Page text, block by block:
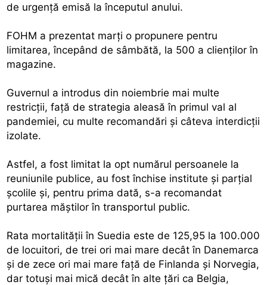
de urgenţă emisă la începutul anului.
FOHM a prezentat marţi o propunere pentru
limitarea, începând de sâmbătă, la 500 a clienţilor în
magazine.
Guvernul a introdus din noiembrie mai multe
restricţii, faţă de strategia aleasă în primul val al
pandemiei, cu multe recomandări şi câteva interdicţii
izolate.
Astfel, a fost limitat la opt numărul persoanele la
reuniunile publice, au fost închise institute şi parţial
şcolile şi, pentru prima dată, s-a recomandat
purtarea măştilor în transportul public.
Rata mortalităţii în Suedia este de 125,95 la 100.000
de locuitori, de trei ori mai mare decât în Danemarca
şi de zece ori mai mare faţă de Finlanda şi Norvegia,
dar totuşi mai mică decât în alte ţări ca Belgia,